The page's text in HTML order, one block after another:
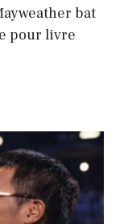
bat
pour livre